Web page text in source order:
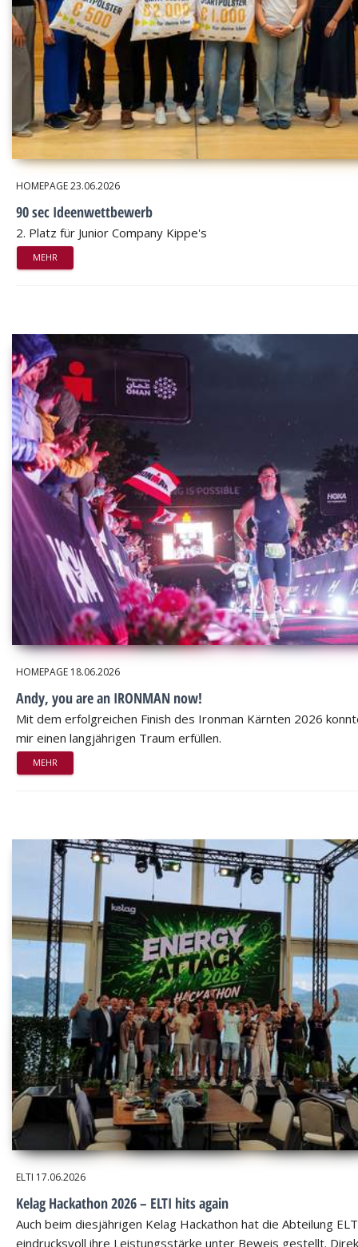
HOMEPAGE23.06.2026
90 sec Ideenwettbewerb
2. Platz für Junior Company Kippe's
MEHR
HOMEPAGE 18.06.2026
Andy, you are an IRONMAN now!
Mit dem erfolgreichen Finish des Ironman Kärnten 2026
mir einen langjährigen Traum erfüllen.
MEHR
ELTI 17.06.2026
Kelag Hackathon 2026 – ELTI hits again
Auch beim diesjährigen Kelag Hackathon hat die Abteilung
eindrucksvoll ihre Leistungsstärke unter Beweis gestellt.